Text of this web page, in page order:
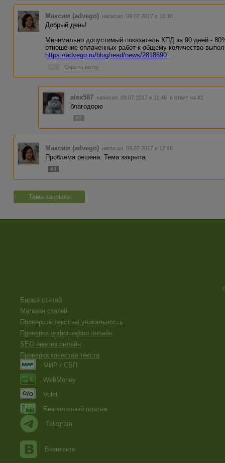
Максим (advego) написал 09.07.2017 в 10:18
Добрый день!
Минимально допустимый показатель КПД за 90 дней -
отношение оплаченных работ к общему количество
https://advego.ru/blog/read/news/2818690
Скрыть ветку
alex587 написал 09.07.2017 в 11:46 в ответ на #1
благодорю
#2
Максим (advego) написал 09.07.2017 в 12:46
Проблема решена. Тема закрыта.
#3
Тема закрыта
Биржа статей
Магазин статей
Проверить текст на уникальность
Проверка орфографии онлайн
SEO анализ онлайн
Проверка качества текста
МИР / СБП
WebMoney
Volet
Безналичный платеж
Telegram
Вконтакте